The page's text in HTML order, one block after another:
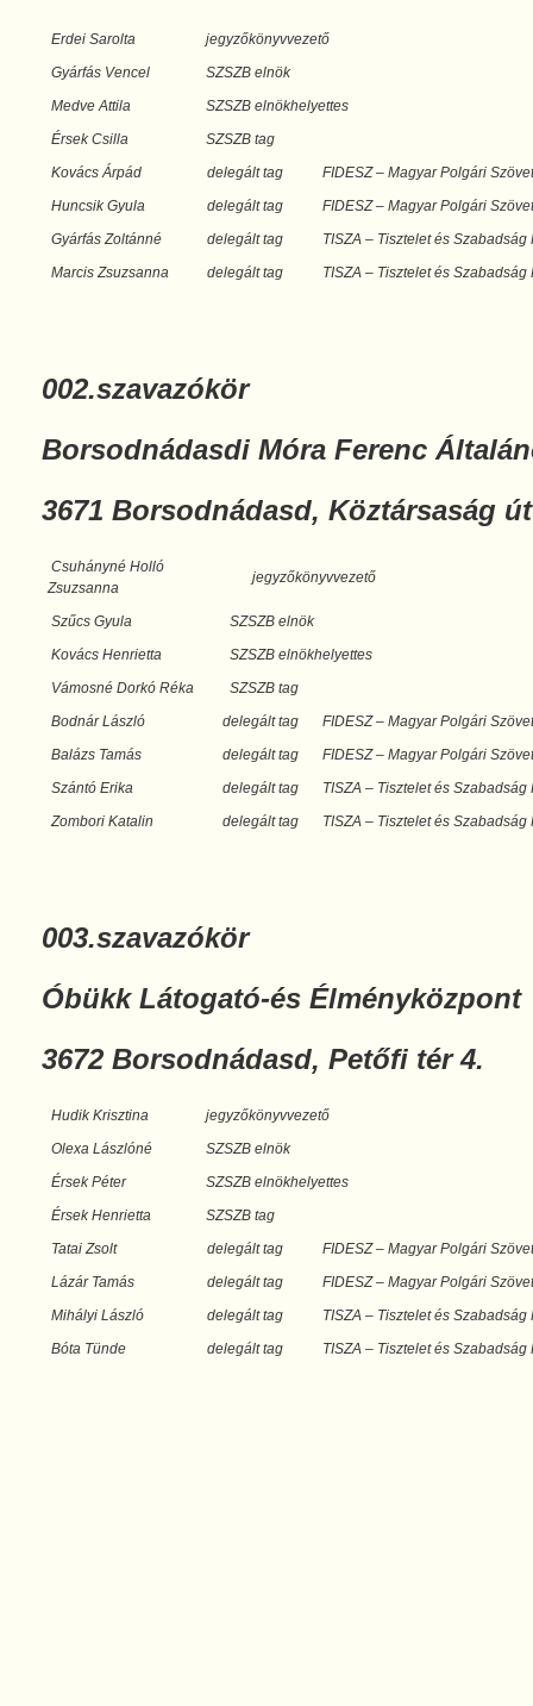
Erdei Sarolta
jegyzőkönyvvezető
Gyárfás Vencel
SZSZB elnök
Medve Attila
SZSZB elnökhelyettes
Érsek Csilla
SZSZB tag
Kovács Árpád
delegált tag
FIDESZ – Magyar Polgári
Huncsik Gyula
delegált tag
FIDESZ – Magyar Polgári
Gyárfás Zoltánné
delegált tag
TISZA – Tisztelet és Szabadság
Marcis Zsuzsanna
delegált tag TISZA – Tisztelet és Szabadság
002.szavazókör
Borsodnádasdi Móra Ferenc
3671 Borsodnádasd, Köztársaság út
Csuhányné Holló
Zsuzsanna
jegyzőkönyvvezető
Szűcs Gyula
SZSZB elnök
Kovács Henrietta
SZSZB elnökhelyettes
Vámosné Dorkó Réka
SZSZB tag
Bodnár László
delegált tag
FIDESZ – Magyar Polgári
Balázs Tamás
delegált tag
FIDESZ – Magyar Polgári
Szántó Erika
delegált tag
TISZA – Tisztelet és Szabadság
Zombori Katalin
delegált tag TISZA – Tisztelet és Szabadság
003.szavazókör
Óbükk Látogató-és Élményközpont
3672 Borsodnádasd, Petőfi tér 4.
Hudik Krisztina
jegyzőkönyvvezető
Olexa Lászlóné
SZSZB elnök
Érsek Péter
SZSZB elnökhelyettes
Érsek Henrietta
SZSZB tag
Tatai Zsolt
delegált tag FIDESZ– Magyar Polgári
Lázár Tamás
delegált tag FIDESZ– Magyar Polgári
Mihályi László
delegált tag
TISZA – Tisztelet és Szabadság
Bóta Tünde
delegált tag TISZA – Tisztelet és Szabadság